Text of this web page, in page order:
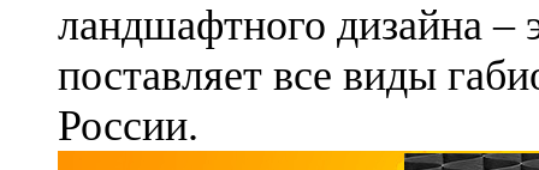
ландшафтного дизайна
поставляет все виды
России.